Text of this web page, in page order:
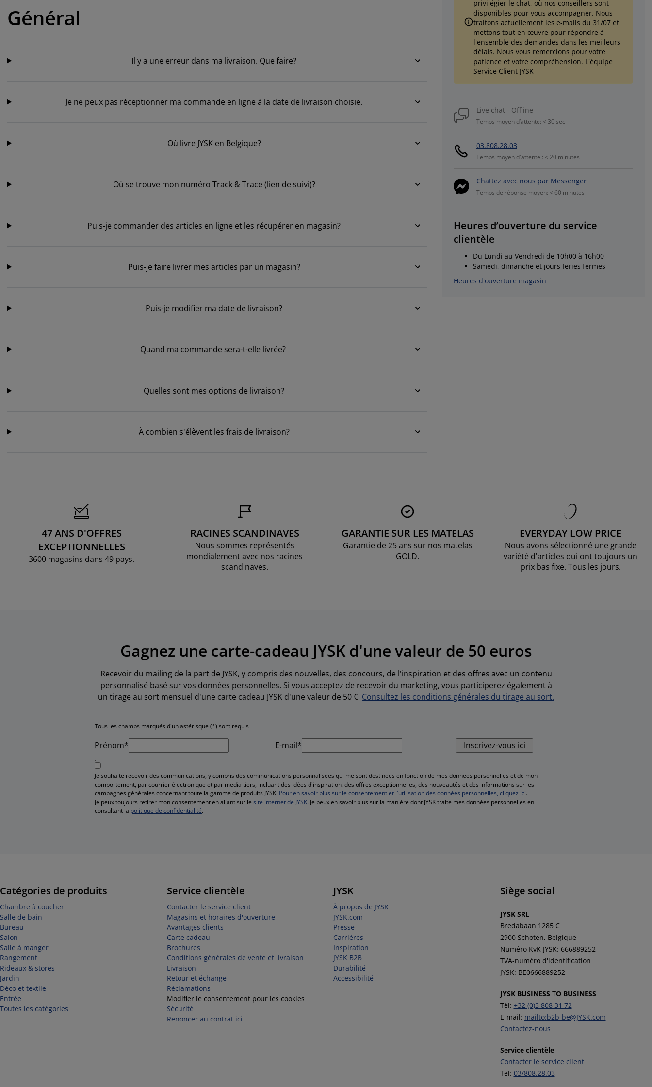
robes
pour vitrage
pour animaux de compagnie
Général
Il y a une erreur dans ma livraison. Que faire?
Je ne peux pas réceptionner ma commande en ligne à la date de livraison choisie.
Où livre JYSK en Belgique?
Où se trouve mon numéro Track & Trace (lien de suivi)?
Puis-je commander des articles en ligne et les récupérer en magasin?
Puis-je faire livrer mes articles par un magasin?
Puis-je modifier ma date de livraison?
Quand ma commande sera-t-elle livrée?
Quelles sont mes options de livraison?
À combien s'élèvent les frais de livraison?
privilégier le chat, où nos conseillers sont
disponibles pour vous accompagner. Nous
traitons actuellement les e-mails du 31/07 et
mettons tout en œuvre pour répondre à
l'ensemble des demandes dans les meilleurs
délais. Nous vous remercions pour votre
patience et votre compréhension. L'équipe
Service Client JYSK
Live chat - Offline
Temps moyen d’attente: < 30 sec
03.808.28.03
Temps moyen d'attente : < 20 minutes
Chattez avec nous par Messenger
Temps de réponse moyen: < 60 minutes
Heures d’ouverture du service
clientèle
Du Lundi au Vendredi de 10h00 à 16h00
Samedi, dimanche et jours fériés fermés
Heures d'ouverture magasin
47 ANS D'OFFRES
EXCEPTIONNELLES
3600 magasins dans 49 pays.
RACINES SCANDINAVES
Nous sommes représentés
mondialement avec nos racines
scandinaves.
GARANTIE SUR LES MATELAS
Garantie de 25 ans sur nos matelas
GOLD.
EVERYDAY LOW PRICE
Nous avons sélectionné une grande
variété d'articles qui ont toujours un
prix bas fixe. Tous les jours.
Gagnez une carte-cadeau JYSK d'une valeur de 50 euros
Recevoir du mailing de la part de JYSK, y compris des nouvelles, des concours, de l'inspiration et des offres avec un contenu
personnalisé basé sur vos données personnelles. Si vous acceptez de recevoir du marketing, vous participerez également à
un tirage au sort mensuel d'une carte cadeau JYSK d'une valeur de 50 €. Consultez les conditions générales du tirage au sort.
Tous les champs marqués d'un astérisque (*) sont requis
Prénom* E-mail* Inscrivez-vous ici
Je souhaite recevoir des communications, y compris des communications personnalisées qui me sont destinées en fonction de mes données personnelles et de mon
comportement, par courrier électronique et par media tiers, incluant des idées d'inspiration, des offres exceptionnelles, des nouveautés et des informations sur les
campagnes générales concernant toute la gamme de produits JYSK. Pour en savoir plus sur le consentement et l'utilisation des données personnelles, cliquez ici.
Je peux toujours retirer mon consentement en allant sur le site internet de JYSK. Je peux en savoir plus sur la manière dont JYSK traite mes données personnelles en
consultant la politique de confidentialité.
Catégories de produits
Chambre à coucher
Salle de bain
Bureau
Salon
Salle à manger
Rangement
Rideaux & stores
Jardin
Déco et textile
Entrée
Toutes les catégories
Service clientèle
Contacter le service client
Magasins et horaires d'ouverture
Avantages clients
Carte cadeau
Brochures
Conditions générales de vente et livraison
Livraison
Retour et échange
Réclamations
Modifier le consentement pour les cookies
Sécurité
Renoncer au contrat ici
JYSK
À propos de JYSK
JYSK.com
Presse
Carrières
Inspiration
JYSK B2B
Durabilité
Accessibilité
Siège social
JYSK SRL
Bredabaan 1285 C
2900 Schoten, Belgique
Numéro KvK JYSK: 666889252
TVA-numéro d'identification
JYSK: BE0666889252
JYSK BUSINESS TO BUSINESS
Tél: +32 (0)3 808 31 72
E-mail: mailto:b2b-be@JYSK.com
Contactez-nous
Service clientèle
Contacter le service client
Tél: 03/808.28.03